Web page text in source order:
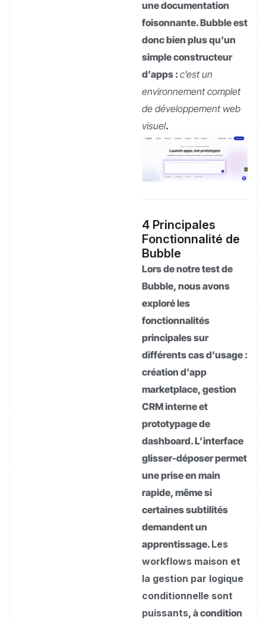
une documentation
foisonnante. Bubble est
donc bien plus qu’un
simple constructeur
d’apps : c’est un
environnement complet
de développement web
visuel.
4 Principales
Fonctionnalité de
Bubble
Lors de notre test de
Bubble, nous avons
exploré les
fonctionnalités
principales sur
différents cas d’usage :
création d’app
marketplace, gestion
CRM interne et
prototypage de
dashboard. L’interface
glisser-déposer permet
une prise en main
rapide, même si
certaines subtilités
demandent un
apprentissage. Les
workflows maison et
la gestion par logique
conditionnelle sont
puissants, à condition